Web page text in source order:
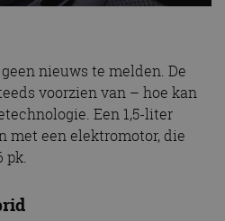
nieuws te melden. De
voorzien van – hoe kan
Een 1,5-liter
met een elektromotor, die
pk.